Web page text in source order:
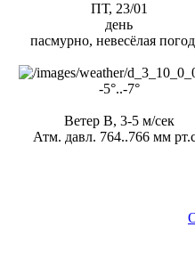
ПТ, 23/01
день
пасмурно, невесёлая
-5°..-7°
Ветер В, 3-5 м/сек
Атм. давл. 764..766 мм